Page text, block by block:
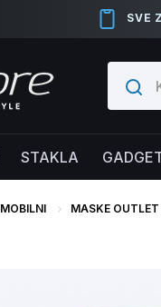
SVE
STAKLA
MASKE OUTLET